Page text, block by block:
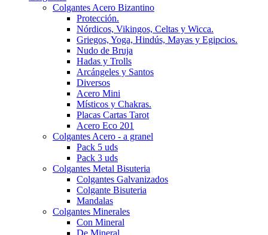
Colgantes Acero Bizantino
Protección.
Nórdicos, Vikingos, Celtas y Wicca.
Griegos, Yoga, Hindús, Mayas y Egipcios.
Nudo de Bruja
Hadas y Trolls
Arcángeles y Santos
Diversos
Acero Mini
Místicos y Chakras.
Placas Cartas Tarot
Acero Eco 201
Colgantes Acero - a granel
Pack 5 uds
Pack 3 uds
Colgantes Metal Bisuteria
Colgantes Galvanizados
Colgante Bisuteria
Mandalas
Colgantes Minerales
Con Mineral